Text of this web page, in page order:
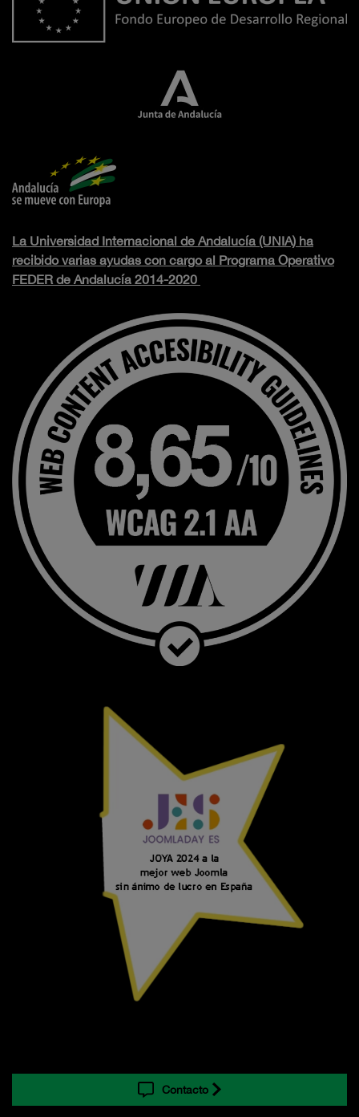
La Universidad Internacional de Andalucía (UNIA) ha
recibido varias ayudas con cargo al Programa Operativo
FEDER de Andalucía 2014-2020
Contacto